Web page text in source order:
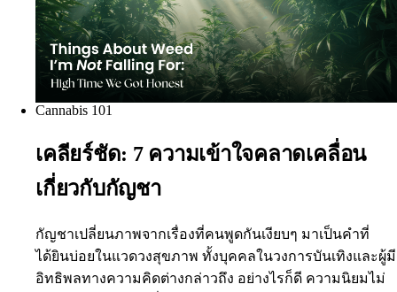
Cannabis 101
เคลียร์ชัด: 7 ความเข้าใจคลาดเคลื่อน
เกี่ยวกับกัญชา
กัญชาเปลี่ยนภาพจากเรื่องที่คนพูดกันเงียบๆ มาเป็นคำที่
ได้ยินบ่อยในแวดวงสุขภาพ ทั้งบุคคลในวงการบันเทิงและผู้มี
อิทธิพลทางความคิดต่างกล่าวถึง อย่างไรก็ดี ความนิยมไม่